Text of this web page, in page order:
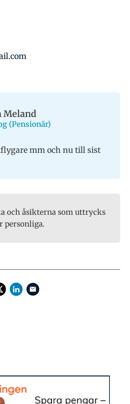
Meland
(Pensionär)
mm och nu till sist
och åsikterna som uttrycks
personliga.